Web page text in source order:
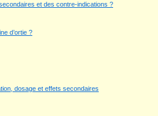
et des contre-indications ?
d’ortie ?
dosage et effets secondaires